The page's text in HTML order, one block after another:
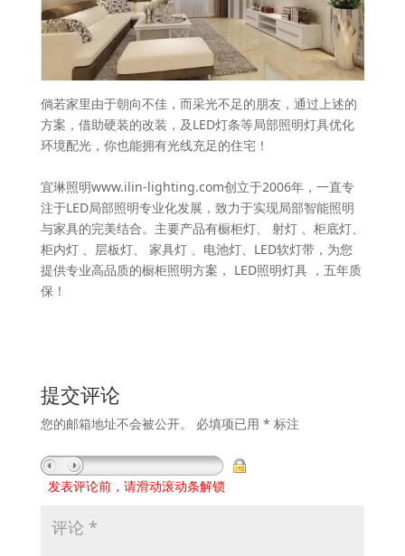
倘若家里由于朝向不佳，而采光不足的朋友，通过上述的
方案，借助硬装的改装，及LED灯条等局部照明灯具优化
环境配光，你也能拥有光线充足的住宅！
宜琳照明www.ilin-lighting.com创立于2006年，一直专
注于LED局部照明专业化发展，致力于实现局部智能照明
与家具的完美结合。主要产品有橱柜灯、 射灯 、柜底灯、
柜内灯 、层板灯、 家具灯 、电池灯、LED软灯带，为您
提供专业高品质的橱柜照明方案， LED照明灯具 ，五年质
保！
提交评论
您的邮箱地址不会被公开。 必填项已用 * 标注
发表评论前，请滑动滚动条解锁